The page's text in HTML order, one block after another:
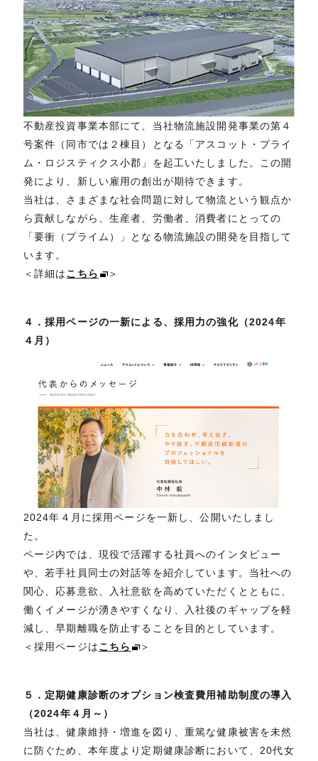
不動産投資事業本部にて、当社物流施設開発事業の第４
号案件（同市では２棟目）となる「アスコット・プライ
ム・ロジスティクス小郡」を起工いたしました。この開
発により、新しい雇用の創出が期待できます。
当社は、さまざまな社会問題に対して物流という観点か
ら貢献しながら、生産者、労働者、消費者にとっての
「要衝（プライム）」となる物流施設の開発を目指して
います。
＜詳細はこちら ＞
４．採用ページの一新による、採用力の強化（2024年
４月）
2024年４月に採用ページを一新し、公開いたしまし
た。
ページ内では、現役で活躍する社員へのインタビュー
や、若手社員同士の対話等を紹介しています。当社への
関心、応募意欲、入社意欲を高めていただくとともに、
働くイメージが湧きやすくなり、入社後のギャップを軽
減し、早期離職を防止することを目的としています。
＜採用ページはこちら ＞
５．定期健康診断のオプション検査費用補助制度の導入
（2024年４月～）
当社は、健康維持・増進を図り、重篤な健康被害を未然
に防ぐため、本年度より定期健康診断において、20代女